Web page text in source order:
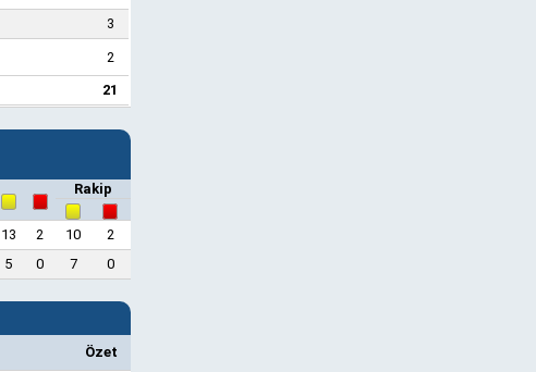
3
2
21
Rakip
13 2 10
2
5 0 7 0
Özet